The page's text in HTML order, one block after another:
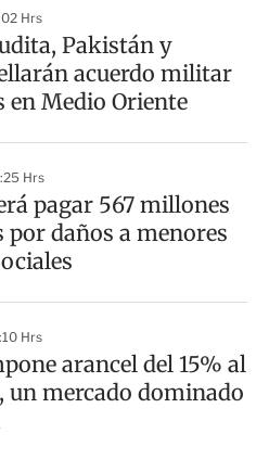
Hrs
Pakistán y
acuerdo militar
en Medio Oriente
Hrs
pagar 567 millones
por daños a menores
Hrs
arancel del 15% al
un mercado dominado